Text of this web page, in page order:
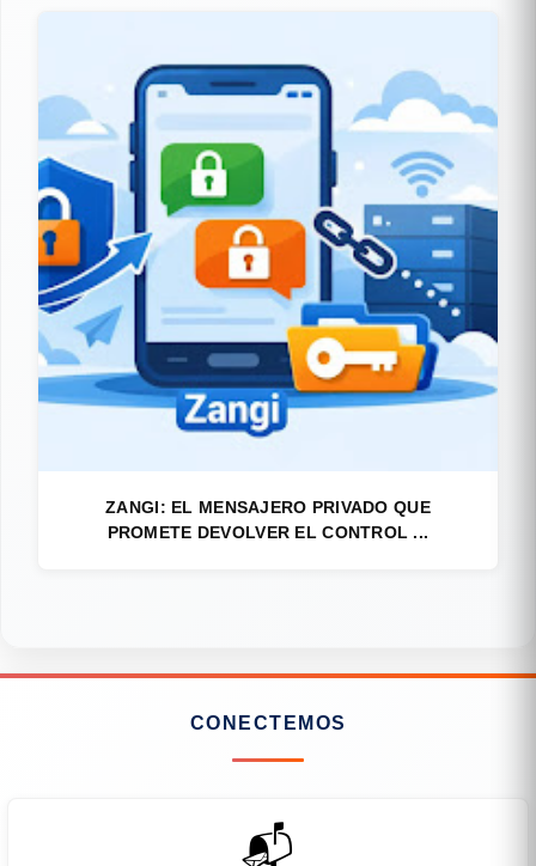
ZANGI: EL MENSAJERO PRIVADO QUE
PROMETE DEVOLVER EL CONTROL ...
CONECTEMOS
📬